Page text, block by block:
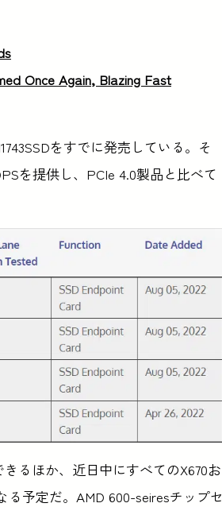
Once Again, Blazing Fast
をすでに発売している。そ
を提供し、PCIe 4.0製品と比べて
るほか、近日中にすべてのX670お
予定だ。AMD 600-seiresチップセ